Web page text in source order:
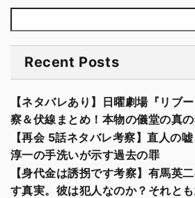
Recent Posts
【ネタバレあり】日曜劇場『リ
察＆伏線まとめ！本物の儀堂の真
【再会 5話ネタバレ考察】直人の
淳一の手洗いが示す過去の罪
【身代金は誘拐です考察】有馬英
す真実。彼は犯人なのか？それと